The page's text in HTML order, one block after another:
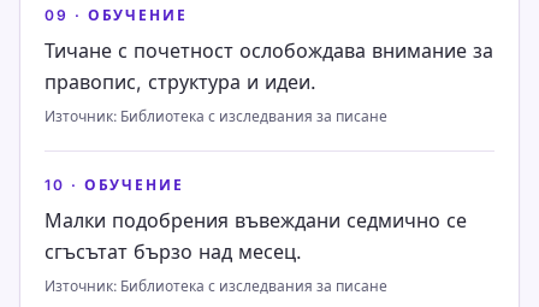
09 · ОБУЧЕНИЕ
Тичане с почетност ослобождава внимание за
правопис, структура и идеи.
Източник: Библиотека с изследвания за писане
10 · ОБУЧЕНИЕ
Малки подобрения въвеждани седмично се
сгъсътат бързо над месец.
Източник: Библиотека с изследвания за писане